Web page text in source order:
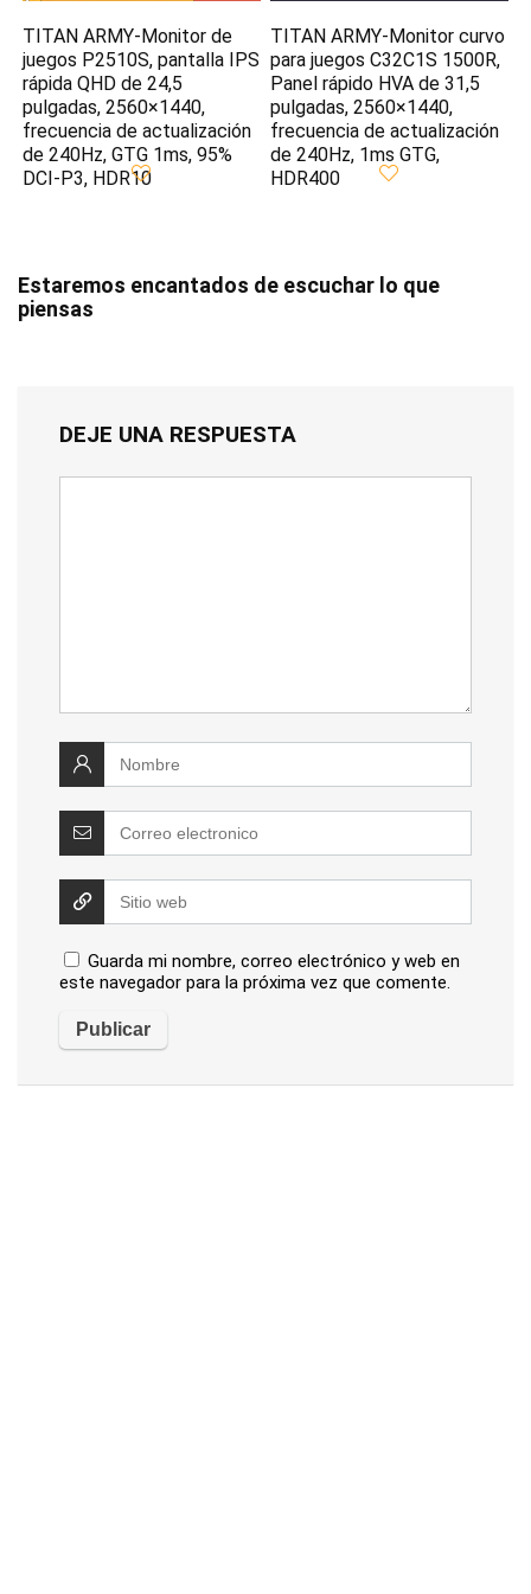
TITAN ARMY-Monitor de
juegos P2510S, pantalla IPS
rápida QHD de 24,5
pulgadas, 2560×1440,
frecuencia de actualización
de 240Hz, GTG 1ms, 95%
DCI-P3, HDR10
TITAN ARMY-Monitor curvo
para juegos C32C1S 1500R,
Panel rápido HVA de 31,5
pulgadas, 2560×1440,
frecuencia de actualización
de 240Hz, 1ms GTG,
HDR400
Estaremos encantados de escuchar lo que
piensas
DEJE UNA RESPUESTA
Guarda mi nombre, correo electrónico y web en
este navegador para la próxima vez que comente.